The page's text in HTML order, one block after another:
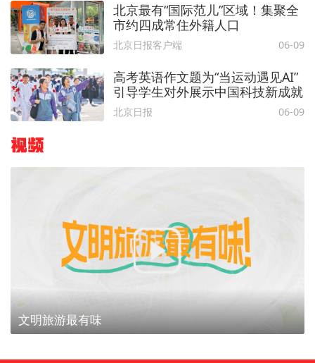
北京最有“国际范儿”区域！集聚全
市约四成常住外籍人口
北京日报客户端 06-09
高考英语作文题为“当运动遇见AI”
引导学生对外展示中国科技新成就
北京日报 06-09
视频
文明旅游最有味